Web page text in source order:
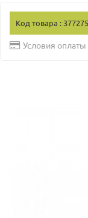
Код товара : 377275
Условия оплаты